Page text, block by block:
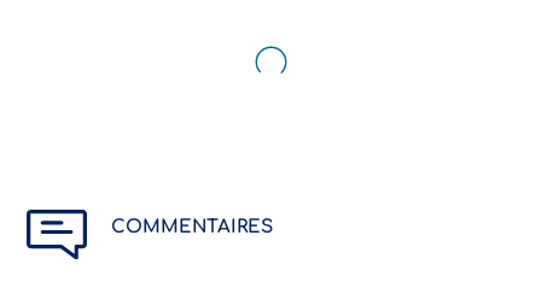
COMMENTAIRES